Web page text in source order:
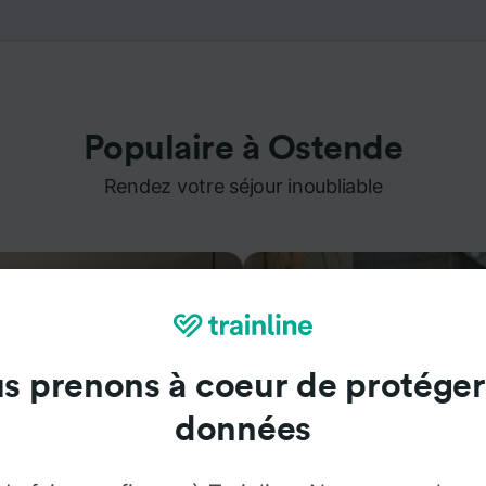
Populaire à Ostende
Rendez votre séjour inoubliable
prenons à coeur de
données